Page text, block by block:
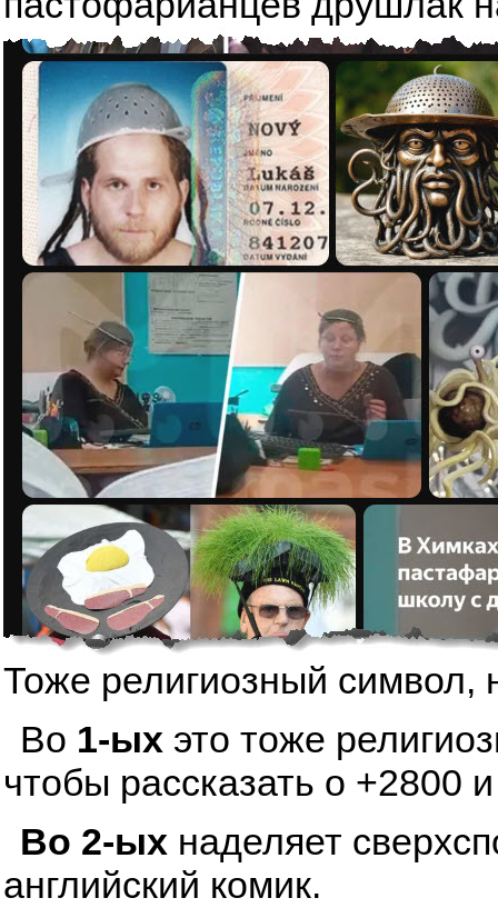
Тоже религиозный символ,
Во 1-ых это тоже
чтобы рассказать о +2800
Во 2-ых наделяет
английский комик.